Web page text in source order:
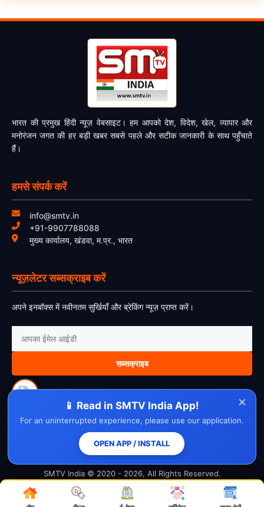
भारत की प्रमुख हिंदी न्यूज़ वेबसाइट। हम आपको देश, विदेश, खेल, व्यापार और
मनोरंजन जगत की हर बड़ी खबर सबसे पहले और सटीक जानकारी के साथ पहुँचाते
हैं।
हमसे संपर्क करें
info@smtv.in
+91-9907788088
मुख्य कार्यालय, खंडवा, म.प्र., भारत
न्यूज़लेटर सब्सक्राइब करें
अपने इनबॉक्स में नवीनतम सुर्खियाँ और ब्रेकिंग न्यूज़ प्राप्त करें।
सब्सक्राइब
About UsContact Us DisclaimerPrivacy PolicyCookie Policy
Cancellation PolicyRefund PolicyTerms & Conditions
SMTV India © 2020 - 2026, All Rights Reserved.
×
📱 Read in SMTV India App!
For an uninterrupted experience, please use our application.
OPEN APP / INSTALL